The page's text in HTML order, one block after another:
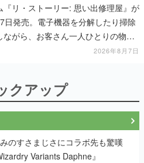
『リ・ストーリー: 思い出修理屋』が
日発売。電子機器を分解したり掃除
ながら、お客さん一人ひとりの物語
2026年8月7日
クアップ
のすさまじさにコラボ先も驚嘆
Variants Daphne』